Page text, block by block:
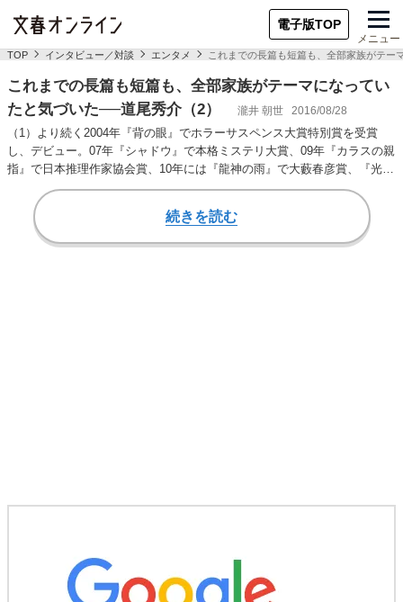
電子版TOP
メニュー
TOP インタビュー／対談 エンタメ これまでの長篇も短篇も、全部家族がテ
これまでの長篇も短篇も、全部家族がテーマになってい
たと気づいた──道尾秀介（2）
瀧井 朝世 2016/08/28
（1）より続く2004年『背の眼』でホラーサスペンス大賞特別賞を受賞
し、デビュー。07年『シャドウ』で本格ミステリ大賞、09年『カラスの親
指』で日本推理作家協会賞、10年には『龍神の雨』で大藪春彦賞、『光媒
の花』で山…
続きを読む